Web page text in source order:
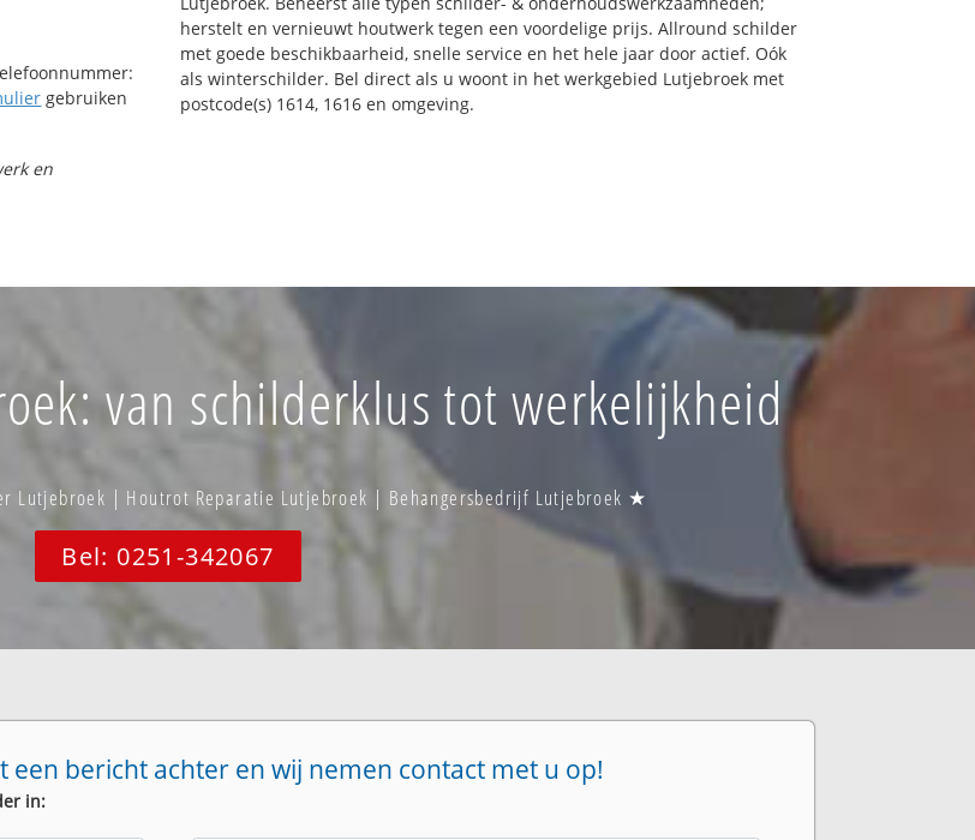
gebruiken
en
herstelt en vernieuwt houtwerk tegen een voordelige prijs. Allround schilder
met goede beschikbaarheid, snelle service en het hele jaar door actief. Oók
als winterschilder. Bel direct als u woont in het werkgebied Lutjebroek met
postcode(s) 1614, 1616 en omgeving.
van schilderklus tot werkelijkheid
Lutjebroek | Houtrot Reparatie Lutjebroek | Behangersbedrijf Lutjebroek ★
Bel: 0251-342067
een bericht achter en wij nemen contact met u op!
in: